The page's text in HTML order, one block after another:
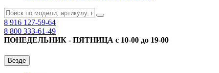
8 916 127-59-64
8 800 333-61-49
ПОНЕДЕЛЬНИК - ПЯТНИЦА с 10-00 до 19-00
Везде